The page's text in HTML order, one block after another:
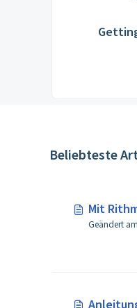
Beliebteste
Mit
Geändert